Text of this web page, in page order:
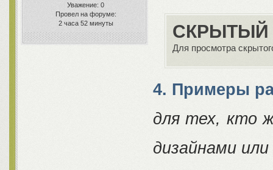
Уважение: 0
Провел на форуме:
2 часа 52 минуты
СКРЫТЫЙ
Для просмотра
4. Примеры
для тех, кто
дизайнами